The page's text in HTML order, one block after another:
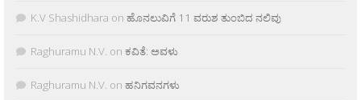
K.V Shashidhara on ಹೊನಲುವಿಗೆ 11 ವರುಶ ತುಂಬಿದ ನಲಿವು
Raghuramu N.V. on ಕವಿತೆ: ಅವಳು
Raghuramu N.V. on ಹನಿಗವನಗಳು